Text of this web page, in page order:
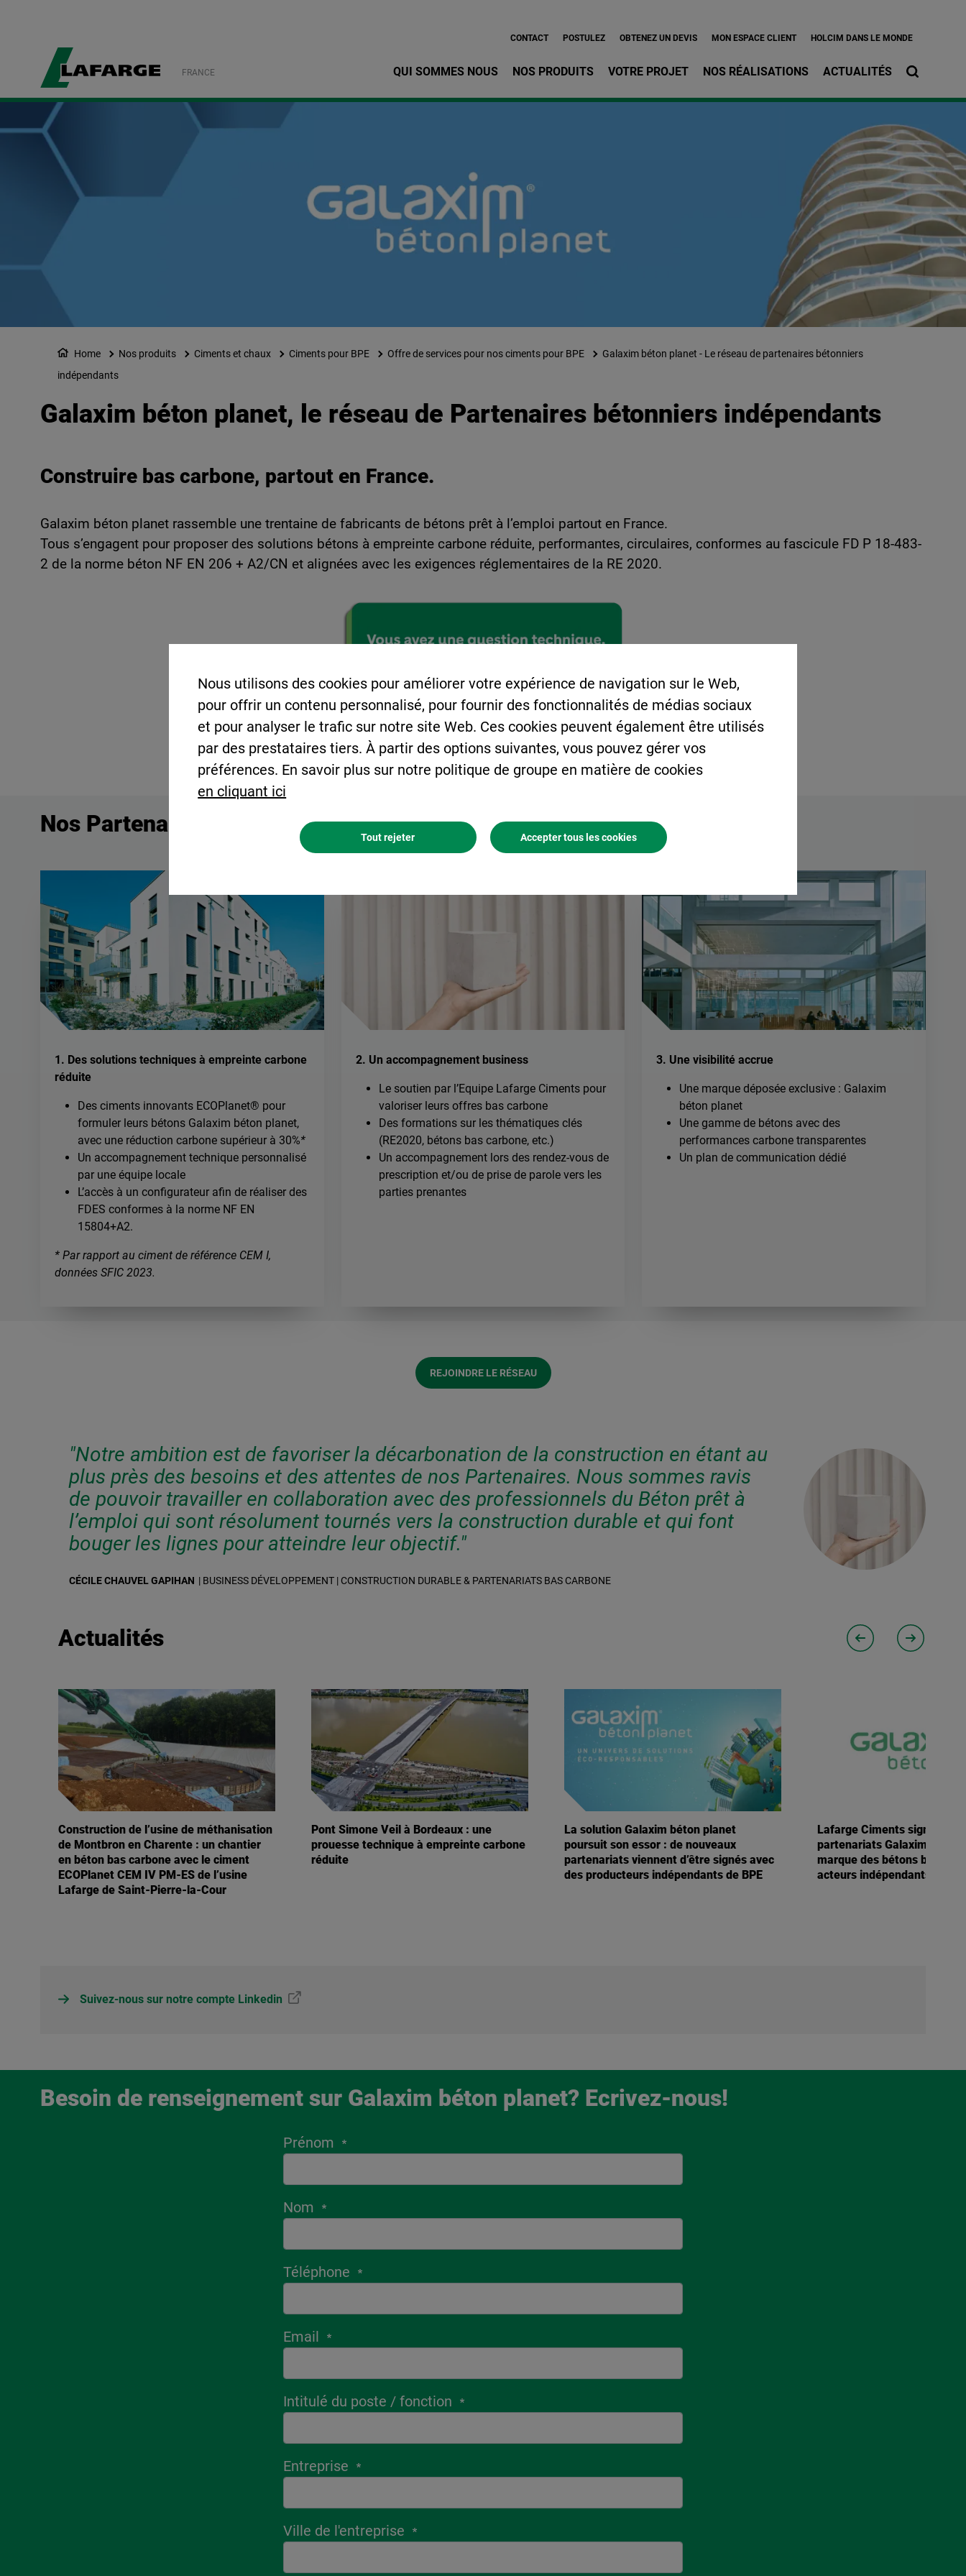
FRANCE
CONTACT POSTULEZ OBTENEZ UN DEVIS MON ESPACE CLIENT HOLCIM DANS LE MONDE
QUI SOMMES NOUS NOS PRODUITS VOTRE PROJET NOS RÉALISATIONS ACTUALITÉS
Home Nos produits Ciments et chaux Ciments pour BPE Offre de services pour nos ciments pour BPE
Galaxim béton planet - Le réseau de partenaires bétonniers
indépendants
Galaxim béton planet, le réseau de Partenaires bétonniers indépendants
Construire bas carbone, partout en France.
Galaxim béton planet rassemble une trentaine de fabricants de bétons prêt à l’emploi partout en France.
Tous s’engagent pour proposer des solutions bétons à empreinte carbone réduite, performantes, circulaires, conformes au fascicule FD P 18-483-
2 de la norme béton NF EN 206 + A2/CN et alignées avec les exigences réglementaires de la RE 2020.
Nos Partenaires du réseau Galaxim béton planet accèdent à :
1. Des solutions techniques à empreinte carbone
réduite
Des ciments innovants ECOPlanet® pour
formuler leurs bétons Galaxim béton planet,
avec une réduction carbone supérieur à 30%*
Un accompagnement technique personnalisé
par une équipe locale
L’accès à un configurateur afin de réaliser des
FDES conformes à la norme NF EN
15804+A2.
* Par rapport au ciment de référence CEM I,
données SFIC 2023.
2. Un accompagnement business
Le soutien par l’Equipe Lafarge Ciments pour
valoriser leurs offres bas carbone
Des formations sur les thématiques clés
(RE2020, bétons bas carbone, etc.)
Un accompagnement lors des rendez-vous de
prescription et/ou de prise de parole vers les
parties prenantes
3. Une visibilité accrue
Une marque déposée exclusive : Galaxim
béton planet
Une gamme de bétons avec des
performances carbone transparentes
Un plan de communication dédié
REJOINDRE LE RÉSEAU
"Notre ambition est de favoriser la décarbonation de la construction en étant au
plus près des besoins et des attentes de nos Partenaires. Nous sommes ravis
de pouvoir travailler en collaboration avec des professionnels du Béton prêt à
l’emploi qui sont résolument tournés vers la construction durable et qui font
bouger les lignes pour atteindre leur objectif."
CÉCILE CHAUVEL GAPIHAN | BUSINESS DÉVELOPPEMENT | CONSTRUCTION DURABLE & PARTENARIATS BAS CARBONE
Actualités
Construction de l’usine de méthanisation
de Montbron en Charente : un chantier
en béton bas carbone avec le ciment
ECOPlanet CEM IV PM-ES de l’usine
Lafarge de Saint-Pierre-la-Cour
Pont Simone Veil à Bordeaux : une
prouesse technique à empreinte carbone
réduite
La solution Galaxim béton planet
poursuit son essor : de nouveaux
partenariats viennent d’être signés avec
des producteurs indépendants de BPE
Lafarge Ciments signe
partenariats Galaxim®
marque des bétons bas
acteurs indépendants du
Suivez-nous sur notre compte Linkedin
Besoin de renseignement sur Galaxim béton planet? Ecrivez-nous!
Prénom
Nom
Téléphone
Email
Intitulé du poste / fonction
Entreprise
Ville de l'entreprise
Nous utilisons des cookies pour améliorer votre expérience de navigation sur le Web,
pour offrir un contenu personnalisé, pour fournir des fonctionnalités de médias sociaux
et pour analyser le trafic sur notre site Web. Ces cookies peuvent également être utilisés
par des prestataires tiers. À partir des options suivantes, vous pouvez gérer vos
préférences. En savoir plus sur notre politique de groupe en matière de cookies
en cliquant ici
Accepter tous les cookies
Tout rejeter